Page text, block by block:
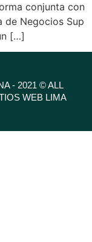
conjunta con
de Negocios Sup
[…]
- 2021 © ALL
WEB LIMA